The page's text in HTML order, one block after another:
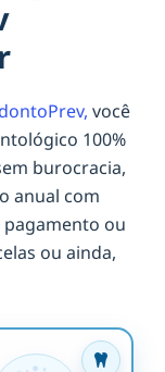
você
100%
burocracia,
anual com
ou
ou ainda,